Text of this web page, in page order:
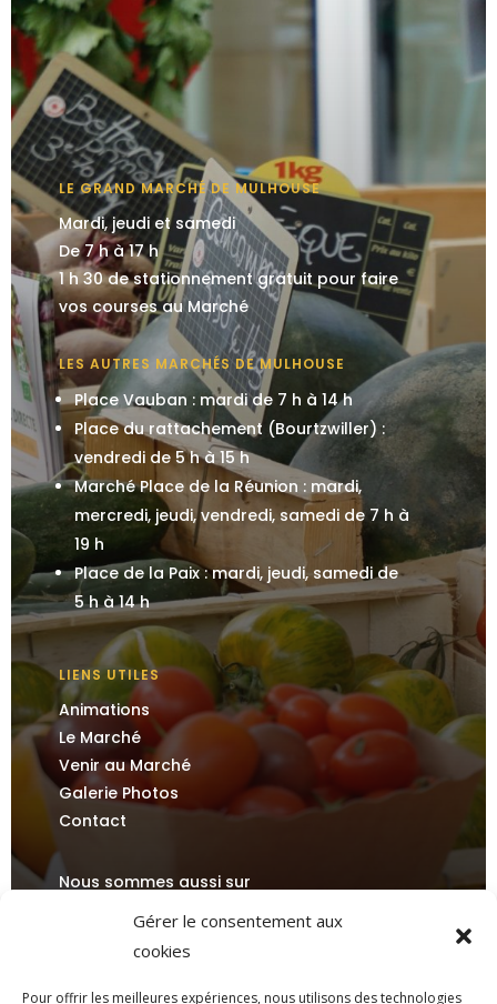
Gérer le consentement aux
cookies
Pour offrir les meilleures expériences, nous utilisons des technologies
LE GRAND MARCHÉ DE MULHOUSE
Mardi, jeudi et samedi
De 7 h à 17 h
1 h 30 de stationnement gratuit pour faire
vos courses au Marché
LES AUTRES MARCHÉS DE MULHOUSE
Place Vauban : mardi de 7 h à 14 h
Place du rattachement (Bourtzwiller) :
vendredi de 5 h à 15 h
Marché Place de la Réunion : mardi,
mercredi, jeudi, vendredi, samedi de 7 h à
19 h
Place de la Paix : mardi, jeudi, samedi de
5 h à 14 h
LIENS UTILES
Animations
Le Marché
Venir au Marché
Galerie Photos
Contact
Nous sommes aussi sur